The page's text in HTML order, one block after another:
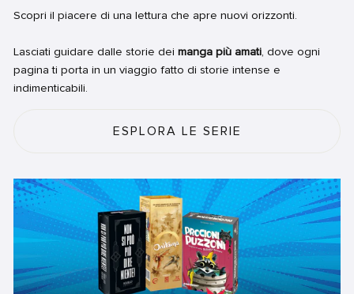
Scopri il piacere di una lettura che apre nuovi orizzonti.
Lasciati guidare dalle storie dei manga più amati , dove ogni
pagina ti porta in un viaggio fatto di storie intense e
indimenticabili.
ESPLORA LE SERIE